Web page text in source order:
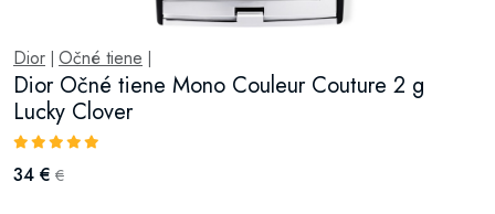
Dior Očné tiene
Dior Očné tiene Mono Couleur Couture 2 g
Lucky Clover
34 € €